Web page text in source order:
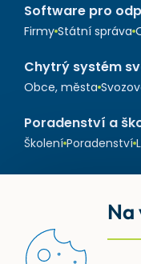
Software pro
Firmy Státní správa
Chytrý systém
Obce, města
Poradenství a
Školení Poradenství
Na